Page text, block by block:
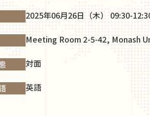
2025年06月26日（木） 09:30-
Meeting Room 2-5-42, Monash
対面
英語